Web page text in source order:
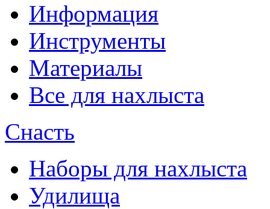
Информация
Инструменты
Материалы
Все для нахлыста
Снасть
Наборы для нахлыста
Удилища